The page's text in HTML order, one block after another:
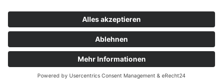
Datenschutzerklärung